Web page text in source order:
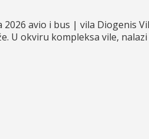
avio i bus | vila Diogenis
U okviru kompleksa vile,